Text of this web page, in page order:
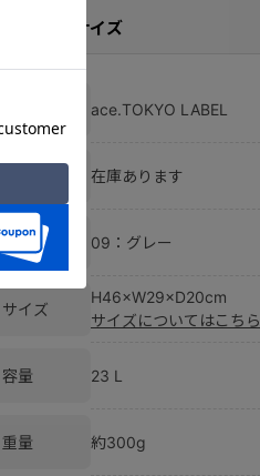
スペックとサイズ
ace.TOKYO LABEL
カラー 09：グレー
在庫あります
サイズ
H46×W29×D20cm
サイズについてはこちら
容量 23 L
重量 約300g